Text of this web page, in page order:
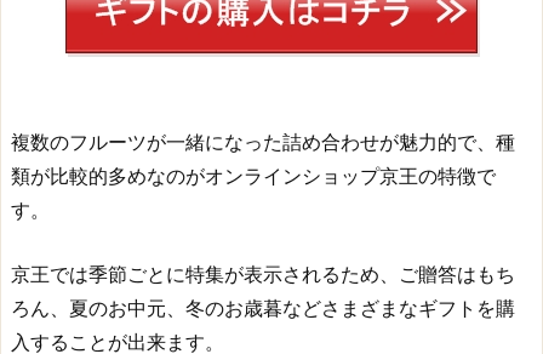
複数のフルーツが一緒になった詰め合わせが魅力的で、種
類が比較的多めなのがオンラインショップ京王の特徴で
す。
京王では季節ごとに特集が表示されるため、ご贈答はもち
ろん、夏のお中元、冬のお歳暮などさまざまなギフトを購
入することが出来ます。